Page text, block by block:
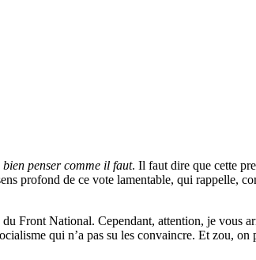
bien penser comme il faut. Il faut dire que cette
profond de ce vote lamentable, qui rappelle,
Front National. Cependant, attention, je vous
qui n’a pas su les convaincre. Et zou,